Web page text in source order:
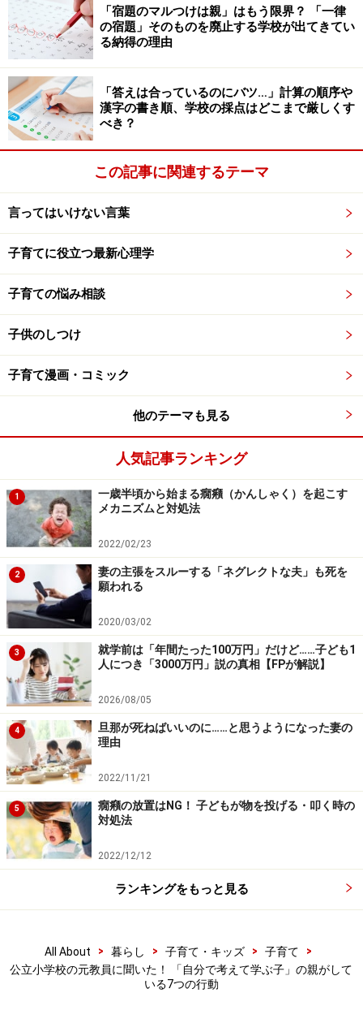
が喜ぶ本を買う』『家族で食事に行く』などと“家族みん
なの喜び”につながるような外発的動機付けをしているご
家庭のお子さんは、自分のためだけでなく、人のために
頑張る心を育んでいる印象です」
何かをしたらごほうびを与えるといった「外発的動機付
け」は、子どもの行動意欲を高める一方で、ごほうびが
ないと行動しない子になるリスクも……。しかし、家族や
きょうだいなど自分以外の人に貢献できることに喜びを
見いだせれば、他人や社会のために尽くす利他の心も育
まれそうです。
第に「楽しそう」「興味がある」「やってみたい」とい
った、自分の内側から湧き出た気持ちを学びへとつなげ
せん。
行動3. 子どもの個性を面白がり、人と比較
しない
較してしまいがちです。しかしそれは、子どもの個性を
否定することにつながります。
「人と比べず、お子さんの個性を面白がる保護者の方
は、その子自身の持つユニークな才能や興味を認め、
『すごいね！』と心からほめることができています。こ
れからの時代はAIが多くの知識を補完してくれるため、
その子の個性や才能を伸ばすことがより重要になりま
す。勉強が得意でなくても、子どもが夢中になっている
ことや興味を持っていることに関心を向け、一緒に楽し
む姿勢が大切になるでしょう。たとえ、それがゲームで
あってもいいのです」
行動4. 親子でポジティブに1日を振り返る
「寝る前に、親子でその日を振り返ってよかったことを
ノートに書き出すことを習慣にしているご家庭がありま
した。そのご家庭は親子関係が非常によく、お子さんの
自己肯定感がとても高いことに感心したものです」
分かち合う」ことと「前向きな視点を持つ」ことです。
「宿題のマルつけは親」はもう限界？ 「一律
の宿題」そのものを廃止する学校が出てきてい
る納得の理由
「答えは合っているのにバツ…」計算の順序や
漢字の書き順、学校の採点はどこまで厳しくす
べき？
この記事に関連するテーマ
言ってはいけない言葉
子育てに役立つ最新心理学
子育ての悩み相談
子供のしつけ
子育て漫画・コミック
他のテーマも見る
人気記事ランキング
1
一歳半頃から始まる癇癪（かんしゃく）を起こす
メカニズムと対処法
2022/02/23
2
妻の主張をスルーする「ネグレクトな夫」も死を
願われる
2020/03/02
3
就学前は「年間たった100万円」だけど……子ども1
人につき「3000万円」説の真相【FPが解説】
2026/08/05
4
旦那が死ねばいいのに……と思うようになった妻の
理由
2022/11/21
5
癇癪の放置はNG！ 子どもが物を投げる・叩く時の
対処法
2022/12/12
ランキングをもっと見る
All About > 暮らし > 子育て・キッズ > 子育て
>
公立小学校の元教員に聞いた！ 「自分で考えて学ぶ子」の親がして
いる7つの行動